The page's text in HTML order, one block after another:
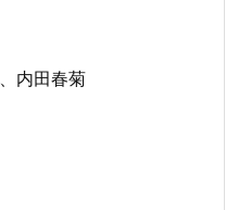
、内田春菊